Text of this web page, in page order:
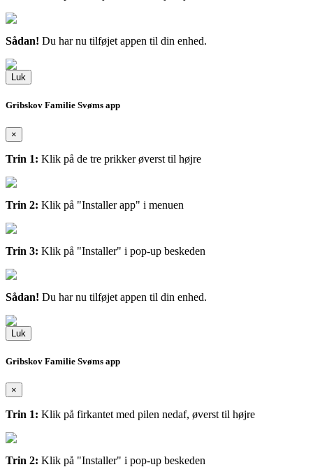
Sådan! Du har nu tilføjet appen til din enhed.
Luk
Gribskov Familie Svøms app
×
Trin 1: Klik på de tre prikker øverst til højre
Trin 2: Klik på "Installer app" i menuen
Trin 3: Klik på "Installer" i pop-up beskeden
Sådan! Du har nu tilføjet appen til din enhed.
Luk
Gribskov Familie Svøms app
×
Trin 1: Klik på firkantet med pilen nedaf, øverst til højre
Trin 2: Klik på "Installer" i pop-up beskeden